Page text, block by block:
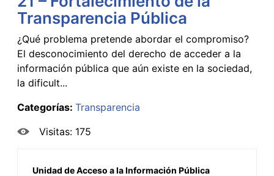
Transparencia Pública
¿Qué problema pretende abordar el compromiso?
El desconocimiento del derecho de acceder a la
información pública que aún existe en la sociedad,
la dificult...
Categorías: Transparencia
Visitas: 175
Unidad de Acceso a la Información Pública